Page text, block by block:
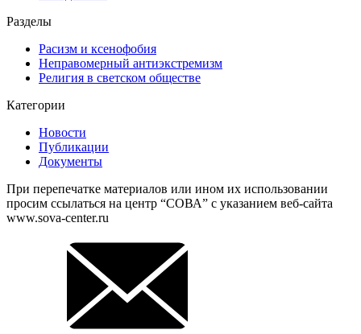
Разделы
Расизм и ксенофобия
Неправомерный антиэкстремизм
Религия в светском обществе
Категории
Новости
Публикации
Документы
При перепечатке материалов или ином их использовании
просим ссылаться на центр “СОВА” с указанием веб-сайта
www.sova-center.ru